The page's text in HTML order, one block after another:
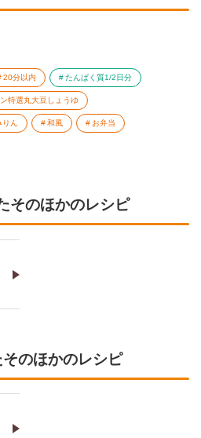
20分以内 たんぱく質1/2日分
特選丸大豆しょうゆ
りん 和風 お弁当
そのほかのレシピ
のほかのレシピ